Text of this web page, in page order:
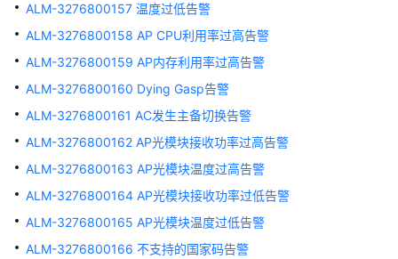
无
效
ALM-
分
级
流
告
ALM-3276800157 温度过低告警
ALM-3276800158 AP CPU利用率过高告警
ALM-3276800159 AP内存利用率过高告警
ALM-3276800160 Dying Gasp告警
ALM-3276800161 AC发生主备切换告警
ALM-3276800162 AP光模块接收功率过高告警
ALM-3276800163 AP光模块温度过高告警
ALM-3276800164 AP光模块接收功率过低告警
ALM-3276800165 AP光模块温度过低告警
ALM-3276800166 不支持的国家码告警